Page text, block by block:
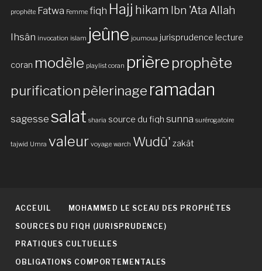
prophète Fatwa Femme fiqh Hajj hikam Ibn 'Ata Allah
Ihsân invocation islam jeûne joumoua jurisprudence lecture
coran modèle playlist coran prière prophète
purification pèlerinage ramadan
sagesse salat sharia source du fiqh sunna surérogatoire
tajwid Umra valeur voyage warch Wudû' zakât
ACCEUIL MOHAMMED LE SCEAU DES PROPHÈTES
SOURCES DU FIQH (JURISPRUDENCE)
PRATIQUES CULTUELLES
OBLIGATIONS COMPORTEMENTALES